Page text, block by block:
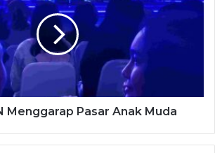
Menggarap Pasar Anak Muda